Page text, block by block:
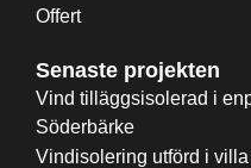
Offert
Senaste projekten
Vind tilläggsisolerad i
Söderbärke
Vindisolering utförd i